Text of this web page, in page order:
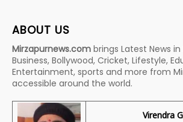
ABOUT US
Mirzapurnews.com brings Latest News
Business, Bollywood, Cricket, Lifestyle,
Entertainment, sports and more from
accessible around the world.
Virendra